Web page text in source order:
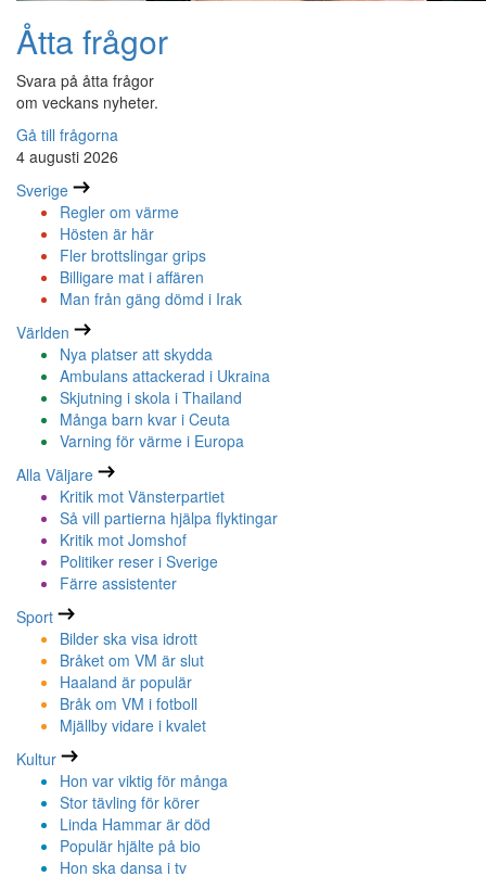
Åtta frågor
Svara på åtta frågor
om veckans nyheter.
Gå till frågorna
4 augusti 2026
Sverige
Regler om värme
Hösten är här
Fler brottslingar grips
Billigare mat i affären
Man från gäng dömd i Irak
Världen
Nya platser att skydda
Ambulans attackerad i Ukraina
Skjutning i skola i Thailand
Många barn kvar i Ceuta
Varning för värme i Europa
Alla Väljare
Kritik mot Vänsterpartiet
Så vill partierna hjälpa flyktingar
Kritik mot Jomshof
Politiker reser i Sverige
Färre assistenter
Sport
Bilder ska visa idrott
Bråket om VM är slut
Haaland är populär
Bråk om VM i fotboll
Mjällby vidare i kvalet
Kultur
Hon var viktig för många
Stor tävling för körer
Linda Hammar är död
Populär hjälte på bio
Hon ska dansa i tv